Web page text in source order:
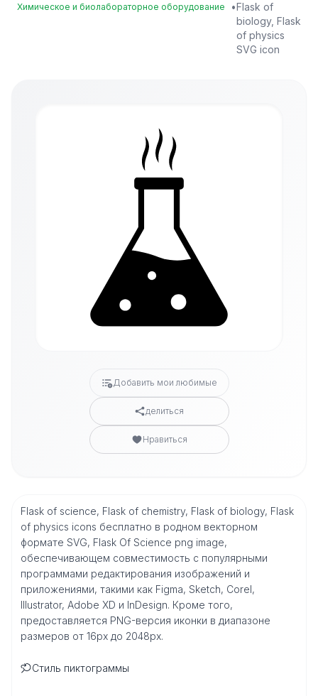
Химическое и биолабораторное оборудование •Flask of
biology, Flask
of physics
SVG icon
Добавить мои любимые
делиться
Нравиться
Flask of science, Flask of chemistry, Flask of biology, Flask
of physics icons бесплатно в родном векторном
формате SVG, Flask Of Science png image,
обеспечивающем совместимость с популярными
программами редактирования изображений и
приложениями, такими как Figma, Sketch, Corel,
Illustrator, Adobe XD и InDesign. Кроме того,
предоставляется PNG-версия иконки в диапазоне
размеров от 16px до 2048px.
Стиль пиктограммы